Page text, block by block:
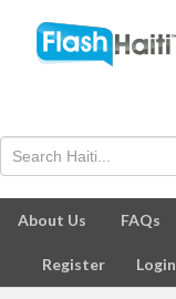
About Us FAQs
Register Login